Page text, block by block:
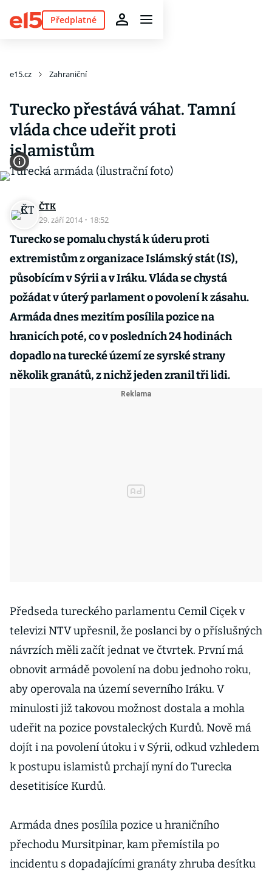
Předplatné
e15.cz Zahraniční
Turecko přestává váhat. Tamní
vláda chce udeřit proti
islamistům
ČTK
29. září 2014 · 18:52
Turecko se pomalu chystá k úderu proti
extremistům z organizace Islámský stát (IS),
působícím v Sýrii a v Iráku. Vláda se chystá
požádat v úterý parlament o povolení k zásahu.
Armáda dnes mezitím posílila pozice na
hranicích poté, co v posledních 24 hodinách
dopadlo na turecké území ze syrské strany
několik granátů, z nichž jeden zranil tři lidi.
Předseda tureckého parlamentu Cemil Ciçek v
televizi NTV upřesnil, že poslanci by o příslušných
návrzích měli začít jednat ve čtvrtek. První má
obnovit armádě povolení na dobu jednoho roku,
aby operovala na území severního Iráku. V
minulosti již takovou možnost dostala a mohla
udeřit na pozice povstaleckých Kurdů. Nově má
dojít i na povolení útoku i v Sýrii, odkud vzhledem
k postupu islamistů prchají nyní do Turecka
desetitisíce Kurdů.
Armáda dnes posílila pozice u hraničního
přechodu Mursitpinar, kam přemístila po
incidentu s dopadajícími granáty zhruba desítku